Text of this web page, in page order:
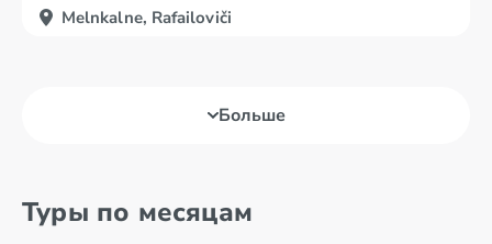
Melnkalne, Rafailoviči
Больше
Туры по месяцам